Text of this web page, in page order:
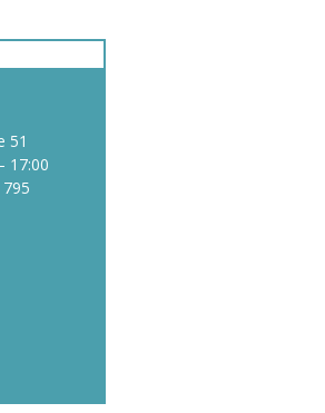
51
17:00